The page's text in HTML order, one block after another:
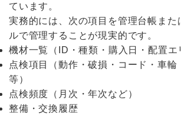
ています。
実務的には、次の項目を管理台帳また
ルで管理することが現実的です。
機材一覧（ID・種類・購入日・配置エ
点検項目（動作・破損・コード・車輪
等）
点検頻度（月次・年次など）
整備・交換履歴